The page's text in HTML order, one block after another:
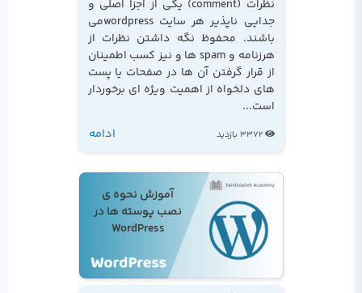
نظرات (comment) یکی از اجزا اصلی و
جدایی ناپذیر هر سایت wordpressمی
باشند. محفوظ نگه داشتن نظرات از
هرزنامه و spam ها و نیز کسب اطمینان
از قرار گرفتن آن ها در صفحات یا پست
های دلخواه از اهمیت ویژه ای برخوردار
است...
3372 بازدید ادامه
آموزش نحوه ی
نصب پوسته ها در
WordPress